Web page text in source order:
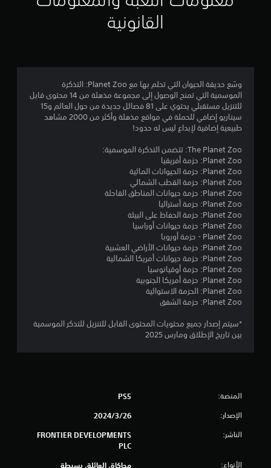
.
6
و
م
ج
القانونية
وسّع حديقة الحيوان التي تحلم بها مع Planet Zoo: التذكرة
الموسمية التي تمنح الوصول إلى مجموعة مذهلة من 14 محتوى قابل
للتنزيل مستقبلي يحتوي على 81 فصائل جديدة من حول العالم و15
سيناريو إضافي للحملة في مواقع مذهلة وأكثر من 2000 مشاهد
طبيعية إضافية لإبداع ليس له حدود!
The Planet Zoo: تتضمن التذكرة الموسمية:
Planet Zoo: حزمة أفريقيا
Planet Zoo: حزمة الحيوانات المائية
Planet Zoo: حزمة القطب الشمالي
Planet Zoo: حزمة حيوانات المناطق القاحلة
Planet Zoo: حزمة أستراليا
Planet Zoo: حزمة الحفاظ على البيئة
Planet Zoo: حزمة حيوانات أوراسيا
Planet Zoo - حزمة أوروبا
Planet Zoo: حزمة حيوانات الأراضي العشبية
Planet Zoo: حزمة حيوانات أمريكا الشمالية
Planet Zoo: حزمة أوقيانوسيا
Planet Zoo: حزمة أمريكا الجنوبية
Planet Zoo: الحزمة الاستوائية
Planet Zoo: حزمة الشفق
*سيتم إصدار جميع محتويات المحتوى القابل للتنزيل للتذكر الموسمية
بين تاريخ الإطلاق ومارس 2025
المنصة: PS5
الإصدار: 26‏/3‏/2024
الناشر:
FRONTIER DEVELOPMENTS
PLC
الأنواع: محاكاة, العائلة, بسيطة